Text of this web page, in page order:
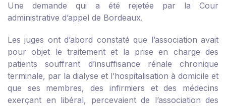
Une demande qui a été rejetée par la Cour
administrative d’appel de Bordeaux.
Les juges ont d’abord constaté que l’association avait
pour objet le traitement et la prise en charge des
patients souffrant d’insuffisance rénale chronique
terminale, par la dialyse et l’hospitalisation à domicile et
que ses membres, des infirmiers et des médecins
exerçant en libéral, percevaient de l’association des